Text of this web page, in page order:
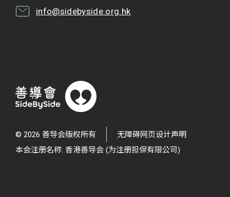
info@sidebyside.org.hk
© 2026 善导会版权所有
无障碍网页设计声明
本会注册名称: 香港善导会 (为注册担保有限公司)